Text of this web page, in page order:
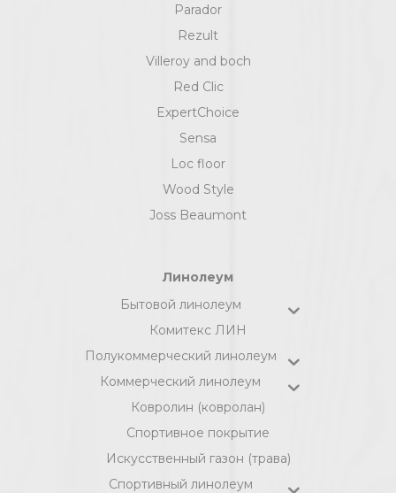
Parador
Rezult
Villeroy and boch
Red Clic
ExpertChoice
Sensa
Loc floor
Wood Style
Joss Beaumont
Линолеум
Бытовой линолеум
Комитекс ЛИН
Полукоммерческий линолеум
Коммерческий линолеум
Ковролин (ковролан)
Спортивное покрытие
Искусственный газон (трава)
Спортивный линолеум